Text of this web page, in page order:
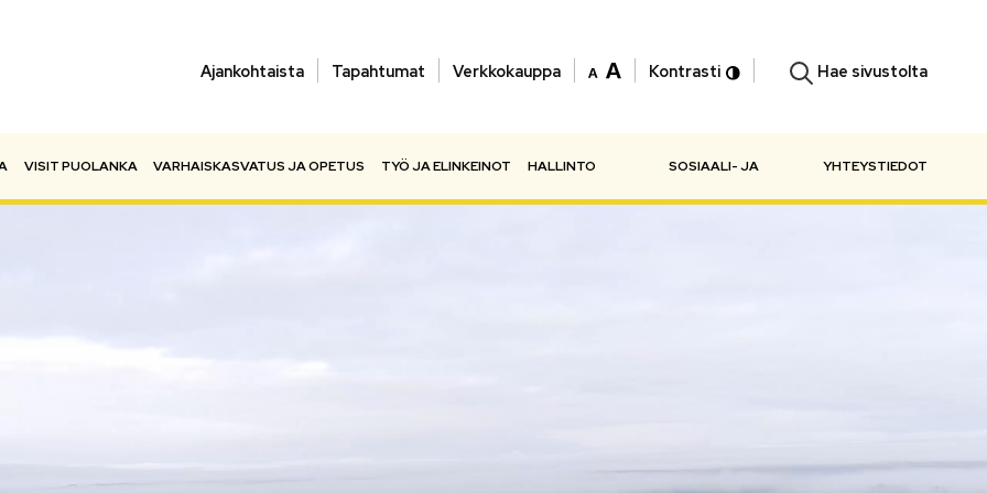
Ajankohtaista Tapahtumat Verkkokauppa Kontrasti Hae sivustolta
VISIT PUOLANKA VARHAISKASVATUS JA OPETUS TYÖ JA ELINKEINOT HALLINTO SOSIAALI- JA YHTEYSTIEDOT